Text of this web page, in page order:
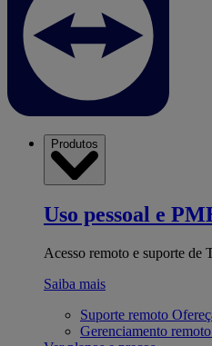
Produtos
Uso pessoal e
Acesso remoto e suporte de
Saiba mais
Suporte remoto
Gerenciamento remoto